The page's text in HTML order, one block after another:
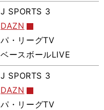
J SPORTS 3
DAZN
パ・リーグTV
ベースボールLIVE
J SPORTS 3
DAZN
パ・リーグTV